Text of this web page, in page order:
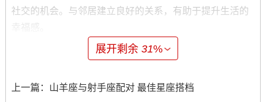
社交的机会。与邻居建立良好的关系，有助于提升生活的
安全是选择居住楼层时必须考虑的一个方面。82年出生的
层），既能够避免高层的火灾隐患，也能降低盗窃的风
展开剩余31%
上一篇： 山羊座与射手座配对 最佳星座搭档